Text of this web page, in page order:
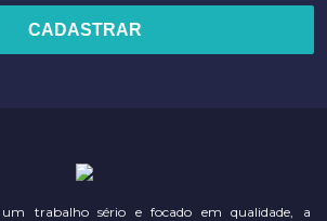
trabalho sério e focado em qualidade, a